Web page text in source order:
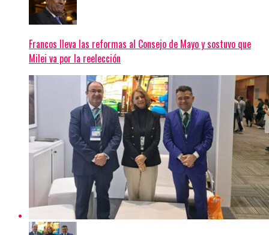
Francos lleva las reformas al Consejo de Mayo y sostuvo que
Milei va por la reelección